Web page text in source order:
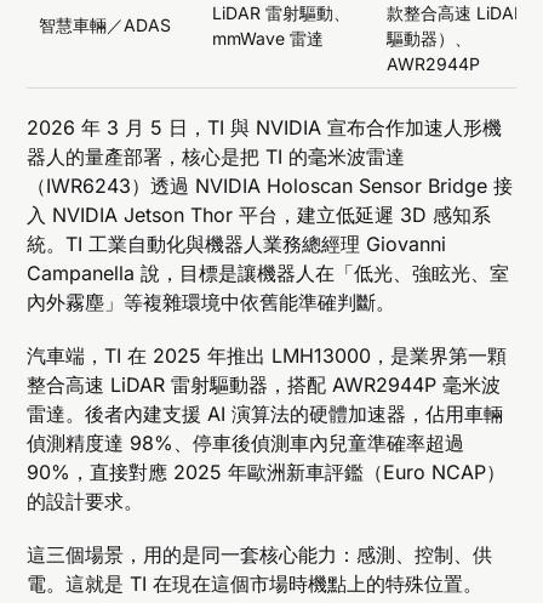
智慧車輛／ADAS
LiDAR 雷射驅動、
mmWave 雷達
款整合高速 LiDAR
驅動器）、
AWR2944P
2026 年 3 月 5 日，TI 與 NVIDIA 宣布合作加速人形機
器人的量產部署，核心是把 TI 的毫米波雷達
（IWR6243）透過 NVIDIA Holoscan Sensor Bridge 接
入 NVIDIA Jetson Thor 平台，建立低延遲 3D 感知系
統。TI 工業自動化與機器人業務總經理 Giovanni
Campanella 說，目標是讓機器人在「低光、強眩光、室
內外霧塵」等複雜環境中依舊能準確判斷。
汽車端，TI 在 2025 年推出 LMH13000，是業界第一顆
整合高速 LiDAR 雷射驅動器，搭配 AWR2944P 毫米波
雷達。後者內建支援 AI 演算法的硬體加速器，佔用車輛
偵測精度達 98%、停車後偵測車內兒童準確率超過
90%，直接對應 2025 年歐洲新車評鑑（Euro NCAP）
的設計要求。
這三個場景，用的是同一套核心能力：感測、控制、供
電。這就是 TI 在現在這個市場時機點上的特殊位置。